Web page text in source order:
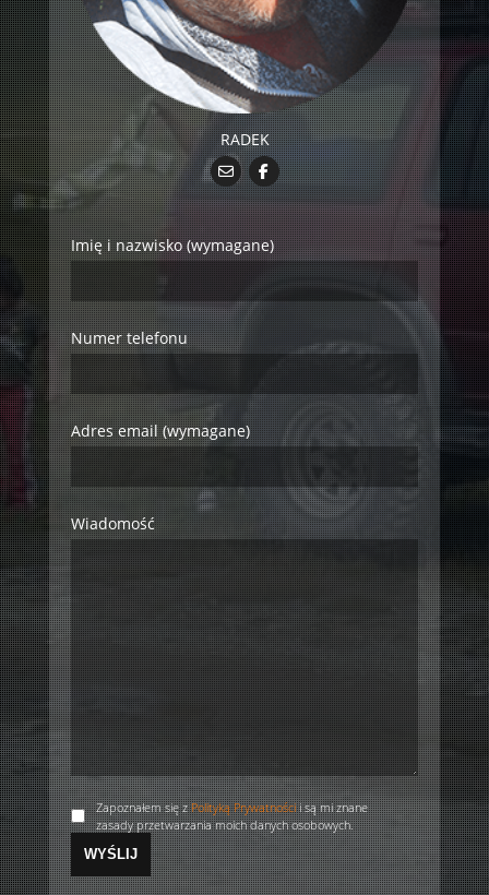
RADEK
Imię i nazwisko (wymagane)
Numer telefonu
Adres email (wymagane)
Wiadomość
Zapoznałem się zPolityką Prywatnościi są mi znane
zasady przetwarzania moich danych osobowych.